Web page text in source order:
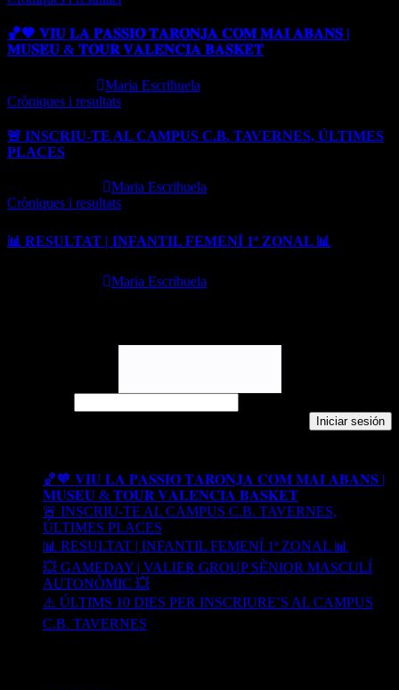
🏀🧡 𝐕𝐈𝐔 𝐋𝐀 𝐏𝐀𝐒𝐒𝐈𝐎́ 𝐓𝐀𝐑𝐎𝐍𝐉𝐀 𝐂𝐎𝐌 𝐌𝐀𝐈 𝐀𝐁𝐀𝐍𝐒 |
𝐌𝐔𝐒𝐄𝐔 & 𝐓𝐎𝐔𝐑 𝐕𝐀𝐋𝐄𝐍𝐂𝐈𝐀 𝐁𝐀𝐒𝐊𝐄𝐓
Maria Escrihuela
Cròniques i resultats
🚨 INSCRIU-TE AL CAMPUS C.B. TAVERNES, ÚLTIMES
PLACES
Maria Escrihuela
Cròniques i resultats
📊 RESULTAT | INFANTIL FEMENÍ 1ª ZONAL 📊
Maria Escrihuela
🏀🧡 𝐕𝐈𝐔 𝐋𝐀 𝐏𝐀𝐒𝐒𝐈𝐎́ 𝐓𝐀𝐑𝐎𝐍𝐉𝐀 𝐂𝐎𝐌 𝐌𝐀𝐈 𝐀𝐁𝐀𝐍𝐒 |
𝐌𝐔𝐒𝐄𝐔 & 𝐓𝐎𝐔𝐑 𝐕𝐀𝐋𝐄𝐍𝐂𝐈𝐀 𝐁𝐀𝐒𝐊𝐄𝐓
🚨 INSCRIU-TE AL CAMPUS C.B. TAVERNES,
ÚLTIMES PLACES
📊 RESULTAT | INFANTIL FEMENÍ 1ª ZONAL 📊
💥 GAMEDAY | VALIER GROUP SÈNIOR MASCULÍ
AUTONÒMIC 💥
⚠️ ÚLTIMS 10 DIES PER INSCRIURE’S AL CAMPUS
C.B. TAVERNES